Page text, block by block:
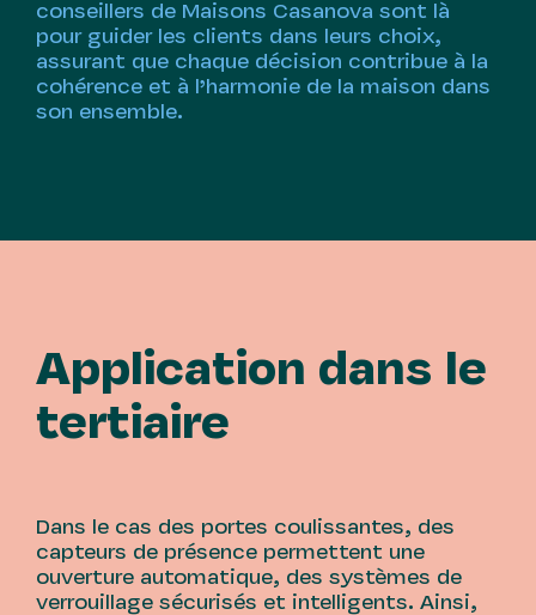
conseillers de Maisons Casanova sont là
pour guider les clients dans leurs choix,
assurant que chaque décision contribue à la
cohérence et à l’harmonie de la maison dans
son ensemble.
Application dans le
tertiaire
Dans le cas des portes coulissantes, des
capteurs de présence permettent une
ouverture automatique, des systèmes de
verrouillage sécurisés et intelligents. Ainsi,